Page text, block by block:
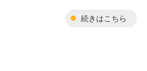
続きはこちら